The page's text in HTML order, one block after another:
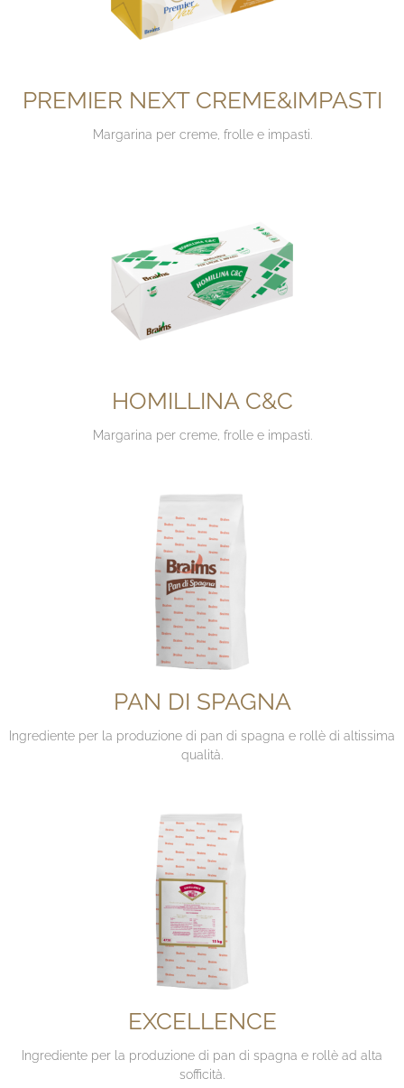
PREMIER NEXT CREME&IMPASTI
Margarina per creme, frolle e impasti.
HOMILLINA C&C
Margarina per creme, frolle e impasti.
PAN DI SPAGNA
Ingrediente per la produzione di pan di spagna e rollè di altissima
qualità.
EXCELLENCE
Ingrediente per la produzione di pan di spagna e rollè ad alta
sofficità.